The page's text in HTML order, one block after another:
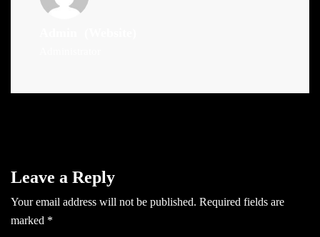
Leave a Reply
Your email address will not be published. Required fields are
marked *